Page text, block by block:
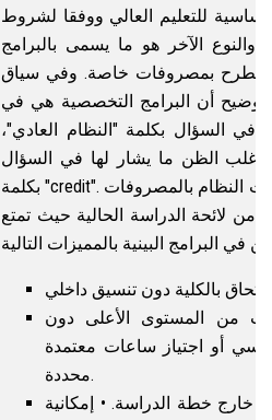
للتعليم العالي ووفقا لشروط
والنوع الآخر هو ما يسمى بالبرامج
تطرح بمصروفات خاصة. وفي سياق
أن البرامج التخصصية هي في
في السؤال بكلمة "النظام العادي"،
أغلب الظن ما يشار لها في السؤال
بكلمة "credit". ويمكن أيضا توضيح مميزات النظام بالمصروفات
الخاصة طبقا للمادة (١٧) من لائحة الدراسة الحالية حيث تمتع
من المستوى الأعلى دون
أو اجتياز ساعات معتمدة
محددة.
خارج خطة الدراسة. • إمكانية